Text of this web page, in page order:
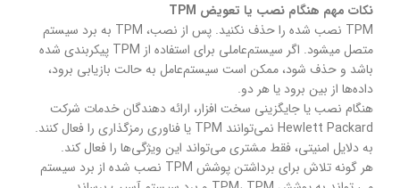
نکات مهم هنگام نصب یا تعویض TPM
TPM نصب شده را حذف نکنید. پس از نصب، TPM به برد سیستم
متصل میشود. اگر سیستم‌عاملی برای استفاده از TPM پیکربندی شده
باشد و حذف شود، ممکن است سیستم‌عامل به حالت بازیابی برود،
داده‌ها از بین برود یا هر دو.
هنگام نصب یا جایگزینی سخت افزار، ارائه دهندگان خدمات شرکت
Hewlett Packard نمی‌توانند TPM یا فناوری رمزگذاری را فعال کنند.
به دلایل امنیتی، فقط مشتری می‌تواند این ویژگی‌ها را فعال کند.
هر گونه تلاش برای برداشتن پوشش TPM نصب شده از برد سیستم